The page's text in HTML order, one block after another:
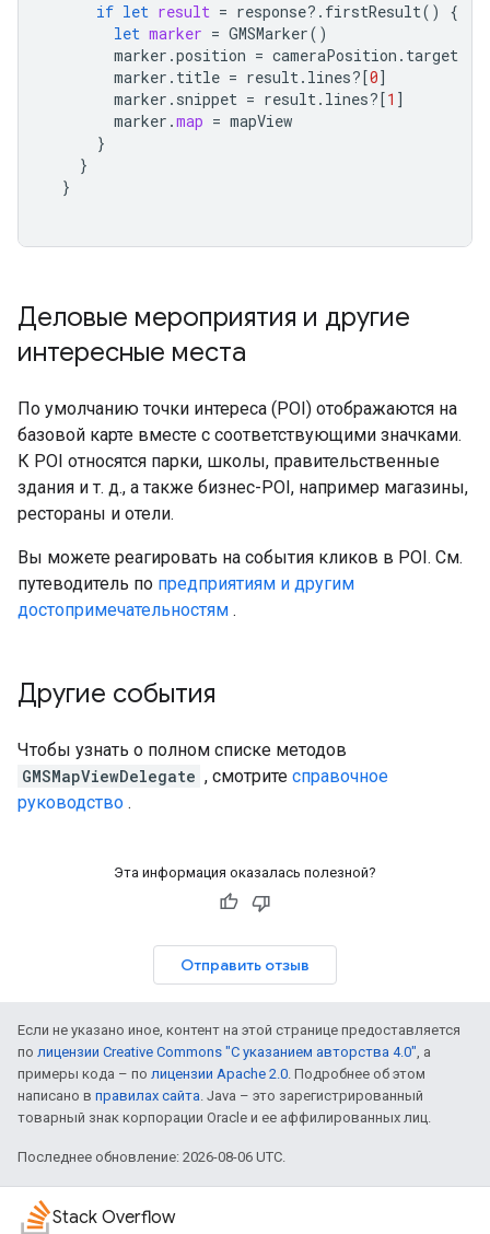
if let result = response?. firstResult()
{
let marker = GMSMarker()
marker .position = cameraPosition . target
marker . title = result. lines?[0]
marker . snippet = result. lines?[1 ]
marker .map = mapView
}
}
}
Деловые мероприятия и другие
интересные места
По умолчанию точки интереса (POI) отображаются на
базовой карте вместе с соответствующими значками.
К POI относятся парки, школы, правительственные
здания и т. д., а также бизнес-POI, например магазины,
рестораны и отели.
Вы можете реагировать на события кликов в POI. См.
путеводитель по предприятиям и другим
достопримечательностям .
Другие события
Чтобы узнать о полном списке методов
GMSMapViewDelegate , смотрите справочное
руководство .
Эта информация оказалась полезной?
Отправить отзыв
Если не указано иное, контент на этой странице предоставляется
по лицензии Creative Commons "С указанием авторства 4.0", а
примеры кода – по лицензии Apache 2.0. Подробнее об этом
написано в правилах сайта. Java – это зарегистрированный
товарный знак корпорации Oracle и ее аффилированных лиц.
Последнее обновление: 2026-08-06 UTC.
Stack Overflow